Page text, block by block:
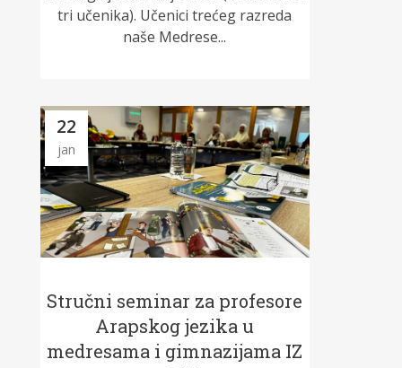
tri učenika). Učenici trećeg razreda
naše Medrese...
22
jan
Stručni seminar za profesore
Arapskog jezika u
medresama i gimnazijama IZ